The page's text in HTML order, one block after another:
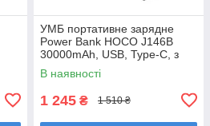
УМБ портативне зарядне
Power Bank HOCO J146B
30000mAh, USB, Type-C, з
вбудованими кабелями,
чорний
В наявності
1 245 ₴ 1 510 ₴